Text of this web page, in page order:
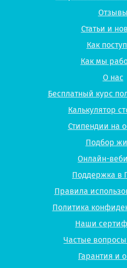
Отзывы
Статьи и
Как
Как мы
О нас
Бесплатный курс
Калькулятор
Стипендии на
Подбор
Онлайн-
Поддержка в
Правила
Политика
Наши
Частые
Гарантия и